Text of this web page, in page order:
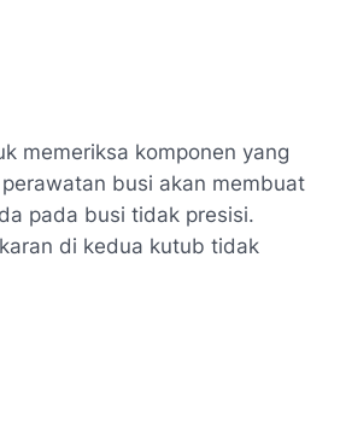
memeriksa komponen yang
busi akan membuat
pada busi tidak presisi.
di kedua kutub tidak